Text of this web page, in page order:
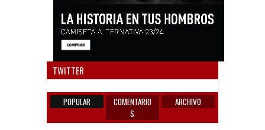
TWITTER
POPULAR
COMENTARIO
S
ARCHIVO